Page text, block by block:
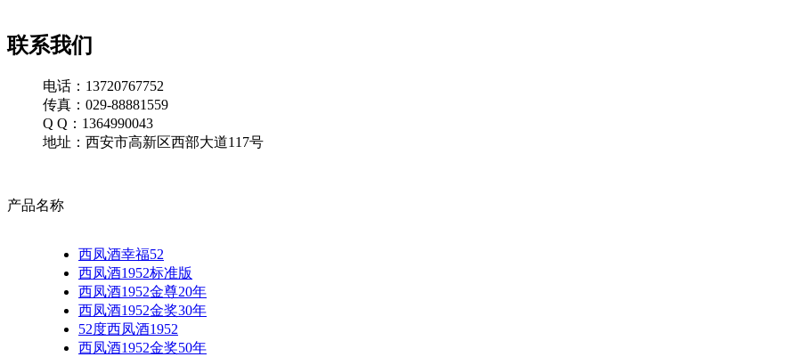
联系我们
电话：13720767752
传真：029-88881559
Q Q：1364990043
地址：西安市高新区西部大道117号
产品名称
西凤酒幸福52
西凤酒1952标准版
西凤酒1952金尊20年
西凤酒1952金奖30年
52度西凤酒1952
西凤酒1952金奖50年